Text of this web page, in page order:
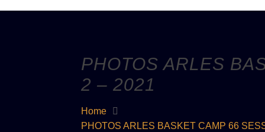
PHOTOS ARLES
2 – 2021
Home
PHOTOS ARLES BASKET CAMP 66